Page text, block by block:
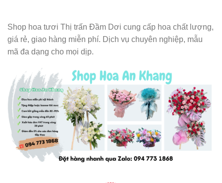
Shop hoa tươi Thị trấn Đầm Dơi cung cấp hoa chất lượng,
giá rẻ, giao hàng miễn phí. Dịch vụ chuyên nghiệp, mẫu
mã đa dạng cho mọi dịp.